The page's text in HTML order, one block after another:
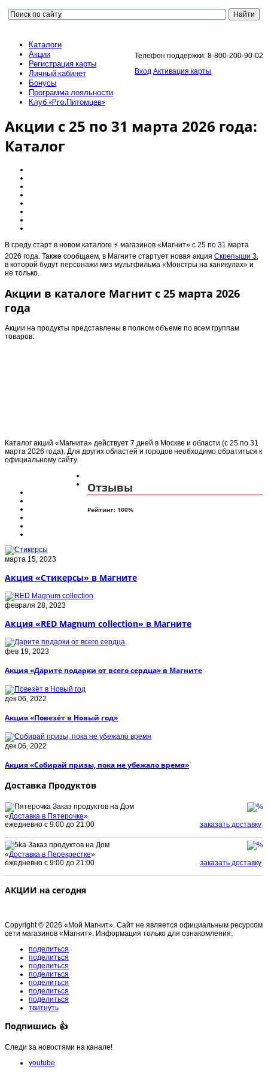
Телефон поддержки: 8-800-200-90-02
Вход Активация карты
Каталоги
Акции
Регистрация карты
Личный кабинет
Бонусы
Программа лояльности
Клуб «Pro.Питомцев»
Акции с 25 по 31 марта 2026 года:
Каталог
В среду старт в новом каталоге ⚡️ магазинов «Магнит» с 25 по 31 марта
2026 года. Также сообщаем, в Магните стартует новая акция Скрепыши 3,
в которой будут персонажи миз мультфильма «Монстры на каникулах» и
не только.
Акции в каталоге Магнит с 25 марта 2026
года
Акции на продукты представлены в полном объеме по всем группам
товаров:
Каталог акций «Магнита» действует 7 дней в Москве и области (с 25 по 31
марта 2026 года). Для других областей и городов необходимо обратиться к
официальному сайту.
Отзывы
Рейтинг:100%
марта 15, 2023
Акция «Стикерсы» в Магните
февраля 28, 2023
Акция «RED Magnum collection» в Магните
фев 19, 2023
Акция «Дарите подарки от всего сердца» в Магните
дек 06, 2022
Акция «Повезёт в Новый год»
дек 06, 2022
Акция «Собирай призы, пока не убежало время»
Доставка Продуктов
Заказ продуктов на Дом
«Доставка в Пятерочке»
ежедневно с 9:00 до 21:00
заказать доставку
Заказ продуктов на Дом
«Доставка в Перекрестке»
ежедневно с 9:00 до 21:00
заказать доставку
АКЦИИ на сегодня
Copyright © 2026 «Мой Магнит». Сайт не является официальным ресурсом
сети магазинов «Магнит». Информация только для ознакомления.
поделиться
поделиться
поделиться
поделиться
поделиться
поделиться
поделиться
твитнуть
Подпишись 👍
Следи за новостями на канале!
youtube